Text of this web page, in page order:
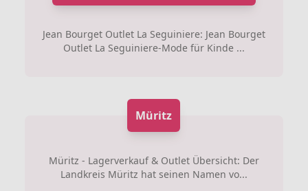
Jean Bourget Outlet La Seguiniere: Jean Bourget
Outlet La Seguiniere-Mode für Kinde ...
Müritz
Müritz - Lagerverkauf & Outlet Übersicht: Der
Landkreis Müritz hat seinen Namen vo...